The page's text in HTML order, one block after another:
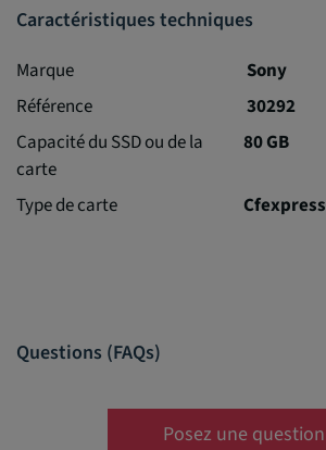
Caractéristiques techniques
Marque
Sony
Référence
30292
Capacité du SSD ou de la
carte
80 GB
Type de carte
Questions (FAQs)
Posez une question